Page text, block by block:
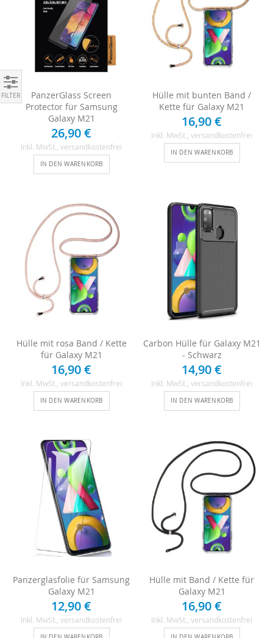
PanzerGlass Screen
Protector für Samsung
Galaxy M21
26,90 €
Inkl. MwSt. , versandkostenfrei
IN DEN WARENKORB
Hülle mit bunten Band /
Kette für Galaxy M21
16,90 €
Inkl. MwSt. , versandkostenfrei
IN DEN WARENKORB
Hülle mit rosa Band / Kette
für Galaxy M21
16,90 €
Inkl. MwSt. , versandkostenfrei
IN DEN WARENKORB
Carbon Hülle für Galaxy M21
- Schwarz
14,90 €
Inkl. MwSt. , versandkostenfrei
IN DEN WARENKORB
Panzerglasfolie für Samsung
Galaxy M21
12,90 €
Inkl. MwSt., versandkostenfrei
Hülle mit Band / Kette für
Galaxy M21
16,90 €
Inkl. MwSt., versandkostenfrei
Einkaufen nach